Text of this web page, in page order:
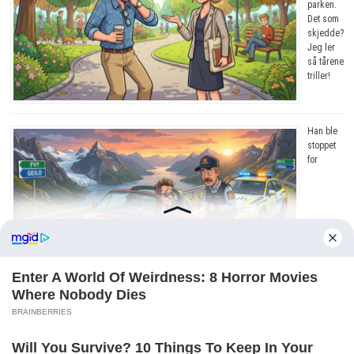
parken.
Det som
skjedde?
Jeg ler
så tårene
triller!
Han ble
stoppet
for
råkjøring. Grunnen? Jeg ler så tårene triller!